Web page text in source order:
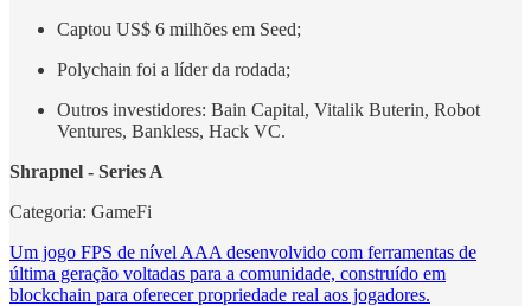
Captou US$ 6 milhões em Seed;
Polychain foi a líder da rodada;
Outros investidores: Bain Capital, Vitalik Buterin, Robot
Ventures, Bankless, Hack VC.
Shrapnel - Series A
Categoria: GameFi
Um jogo FPS de nível AAA desenvolvido com ferramentas de
última geração voltadas para a comunidade, construído em
blockchain para oferecer propriedade real aos jogadores.